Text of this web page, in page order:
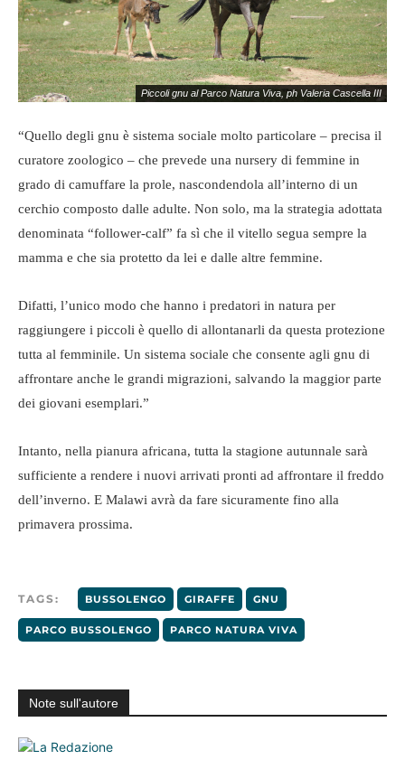
Piccoli gnu al Parco Natura Viva, ph Valeria Cascella III
Piccoli gnu al Parco Natura Viva, ph Valeria Cascella II
“Quello degli gnu è sistema sociale molto particolare – precisa il
curatore zoologico – che prevede una nursery di femmine in
grado di camuffare la prole, nascondendola all’interno di un
cerchio composto dalle adulte. Non solo, ma la strategia adottata
denominata “follower-calf” fa sì che il vitello segua sempre la
mamma e che sia protetto da lei e dalle altre femmine.
Difatti, l’unico modo che hanno i predatori in natura per
raggiungere i piccoli è quello di allontanarli da questa protezione
tutta al femminile. Un sistema sociale che consente agli gnu di
affrontare anche le grandi migrazioni, salvando la maggior parte
dei giovani esemplari.”
Intanto, nella pianura africana, tutta la stagione autunnale sarà
sufficiente a rendere i nuovi arrivati pronti ad affrontare il freddo
dell’inverno. E Malawi avrà da fare sicuramente fino alla
primavera prossima.
TAGS: BUSSOLENGO GIRAFFE GNU
PARCO BUSSOLENGO PARCO NATURA VIVA
Note sull'autore